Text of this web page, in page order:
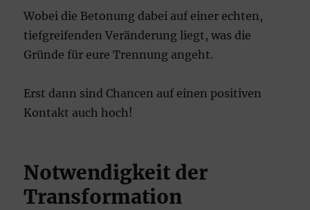
Wobei die Betonung dabei auf einer echten,
tiefgreifenden Veränderung liegt, was die
Gründe für eure Trennung angeht.
Erst dann sind Chancen auf einen positiven
Kontakt auch hoch!
Notwendigkeit der
Transformation